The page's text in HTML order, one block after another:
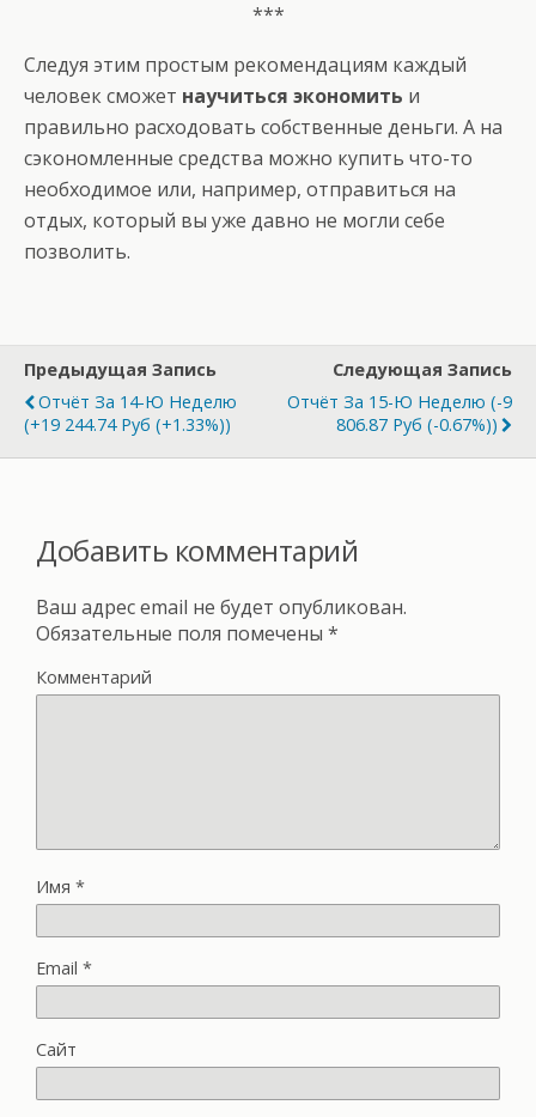
***
Следуя этим простым рекомендациям каждый
человек сможет научиться экономить и
правильно расходовать собственные деньги. А на
сэкономленные средства можно купить что-то
необходимое или, например, отправиться на
отдых, который вы уже давно не могли себе
позволить.
Предыдущая Запись
Отчёт За 14-Ю Неделю
(+19 244.74 Руб (+1.33%))
Следующая Запись
Отчёт За 15-Ю Неделю (-9
806.87 Руб (-0.67%))
Добавить комментарий
Ваш адрес email не будет опубликован.
Обязательные поля помечены *
Комментарий
Имя *
Email *
Сайт